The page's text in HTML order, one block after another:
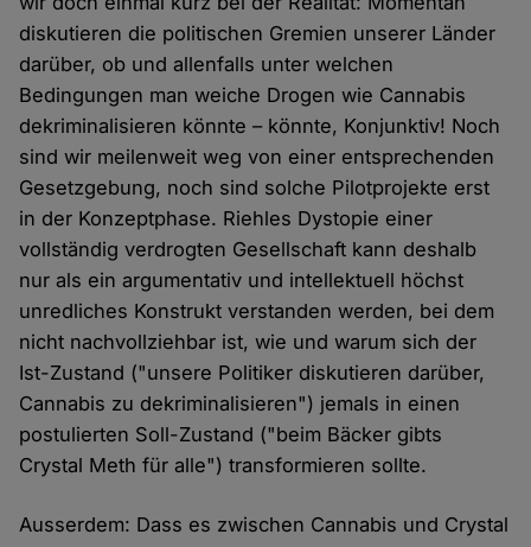
diskutieren die politischen Gremien unserer Länder
darüber, ob und allenfalls unter welchen
Bedingungen man weiche Drogen wie Cannabis
dekriminalisieren könnte – könnte, Konjunktiv! Noch
sind wir meilenweit weg von einer entsprechenden
Gesetzgebung, noch sind solche Pilotprojekte erst
in der Konzeptphase. Riehles Dystopie einer
vollständig verdrogten Gesellschaft kann deshalb
nur als ein argumentativ und intellektuell höchst
unredliches Konstrukt verstanden werden, bei dem
nicht nachvollziehbar ist, wie und warum sich der
Ist-Zustand ("unsere Politiker diskutieren darüber,
Cannabis zu dekriminalisieren") jemals in einen
postulierten Soll-Zustand ("beim Bäcker gibts
Crystal Meth für alle") transformieren sollte.
Ausserdem: Dass es zwischen Cannabis und Crystal